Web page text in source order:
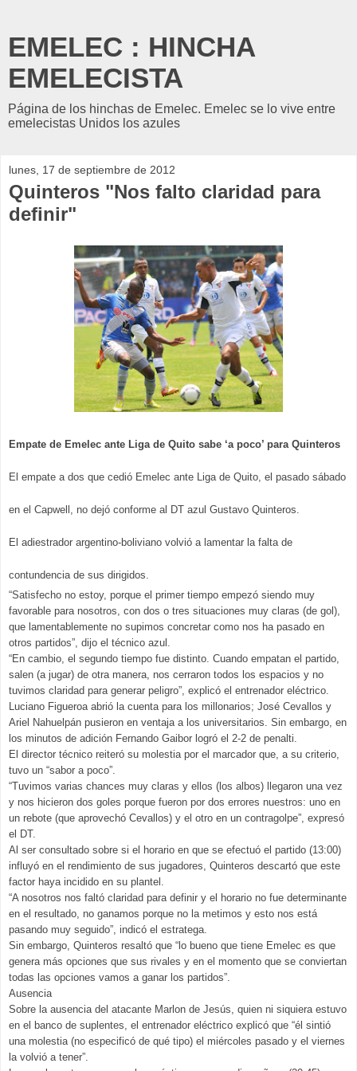
EMELEC : HINCHA
EMELECISTA
Página de los hinchas de Emelec. Emelec se lo vive entre
emelecistas Unidos los azules
lunes, 17 de septiembre de 2012
Quinteros "Nos falto claridad para
definir"
Empate de Emelec ante Liga de Quito sabe ‘a poco’ para Quinteros
El empate a dos que cedió Emelec ante Liga de Quito, el pasado sábado
en el Capwell, no dejó conforme al DT azul Gustavo Quinteros.
El adiestrador argentino-boliviano volvió a lamentar la falta de
contundencia de sus dirigidos.
“Satisfecho no estoy, porque el primer tiempo empezó siendo muy
favorable para nosotros, con dos o tres situaciones muy claras (de gol),
que lamentablemente no supimos concretar como nos ha pasado en
otros partidos”, dijo el técnico azul.
“En cambio, el segundo tiempo fue distinto. Cuando empatan el partido,
salen (a jugar) de otra manera, nos cerraron todos los espacios y no
tuvimos claridad para generar peligro”, explicó el entrenador eléctrico.
Luciano Figueroa abrió la cuenta para los millonarios; José Cevallos y
Ariel Nahuelpán pusieron en ventaja a los universitarios. Sin embargo, en
los minutos de adición Fernando Gaibor logró el 2-2 de penalti.
El director técnico reiteró su molestia por el marcador que, a su criterio,
tuvo un “sabor a poco”.
“Tuvimos varias chances muy claras y ellos (los albos) llegaron una vez
y nos hicieron dos goles porque fueron por dos errores nuestros: uno en
un rebote (que aprovechó Cevallos) y el otro en un contragolpe”, expresó
el DT.
Al ser consultado sobre si el horario en que se efectuó el partido (13:00)
influyó en el rendimiento de sus jugadores, Quinteros descartó que este
factor haya incidido en su plantel.
“A nosotros nos faltó claridad para definir y el horario no fue determinante
en el resultado, no ganamos porque no la metimos y esto nos está
pasando muy seguido”, indicó el estratega.
Sin embargo, Quinteros resaltó que “lo bueno que tiene Emelec es que
genera más opciones que sus rivales y en el momento que se conviertan
todas las opciones vamos a ganar los partidos”.
Ausencia
Sobre la ausencia del atacante Marlon de Jesús, quien ni siquiera estuvo
en el banco de suplentes, el entrenador eléctrico explicó que “él sintió
una molestia (no especificó de qué tipo) el miércoles pasado y el viernes
la volvió a tener”.